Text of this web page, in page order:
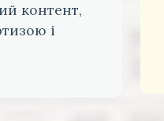
контент,
і